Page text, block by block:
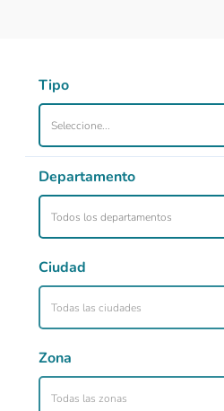
Tipo
Seleccione...
Departamento
Todos los departamentos
Ciudad
Todas las ciudades
Zona
Todas las zonas